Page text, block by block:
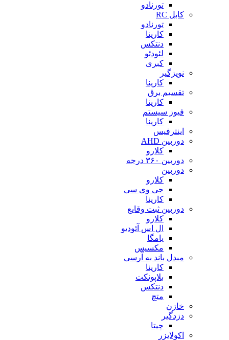
تورنادو
کابل RC
تورنادو
کارینا
دنتکس
لئودئو
کبری
نویزگیر
کارینا
تقسیم برق
کارینا
فیوز سیستم
کارینا
اینترفیس
دوربین AHD
کلارو
دوربین ۳۶۰ درجه
دوربین
کلارو
جی وی سی
کارینا
دوربین ثبت وقایع
کلارو
ال اس آئودیو
یامگا
مکسیس
مبدل باند به آرسی
کارینا
بلاپونکت
دنتکس
متچ
خازن
دزدگیر
چیتا
اکولایزر